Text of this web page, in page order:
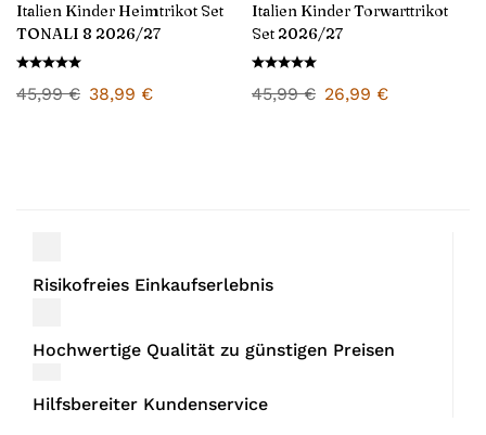
Italien Kinder Heimtrikot Set
TONALI 8 2026/27
45,99€ 38,99 €
Italien Kinder Torwarttrikot
Set 2026/27
45,99€ 26,99 €
Risikofreies Einkaufserlebnis
Hochwertige Qualität zu günstigen Preisen
Hilfsbereiter Kundenservice